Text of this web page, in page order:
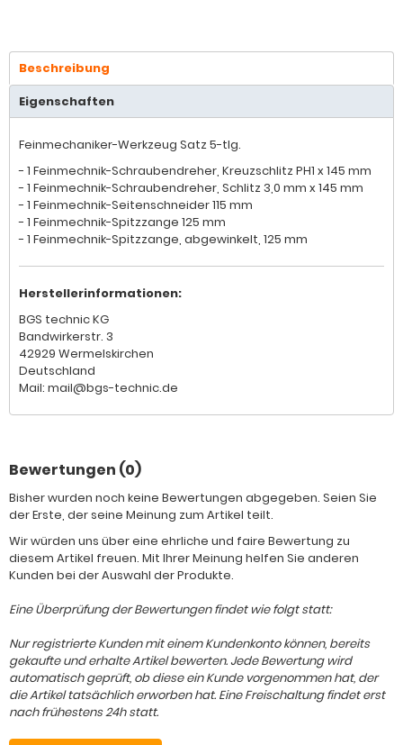
Beschreibung
Eigenschaften
Feinmechaniker-Werkzeug Satz 5-tlg.
- 1 Feinmechnik-Schraubendreher, Kreuzschlitz PH1 x 145 mm
- 1 Feinmechnik-Schraubendreher, Schlitz 3,0 mm x 145 mm
- 1 Feinmechnik-Seitenschneider 115 mm
- 1 Feinmechnik-Spitzzange 125 mm
- 1 Feinmechnik-Spitzzange, abgewinkelt, 125 mm
Herstellerinformationen:
BGS technic KG
Bandwirkerstr. 3
42929 Wermelskirchen
Deutschland
Mail: mail@bgs-technic.de
Bewertungen (0)
Bisher wurden noch keine Bewertungen abgegeben. Seien Sie
der Erste, der seine Meinung zum Artikel teilt.
Wir würden uns über eine ehrliche und faire Bewertung zu
diesem Artikel freuen. Mit Ihrer Meinung helfen Sie anderen
Kunden bei der Auswahl der Produkte.
Eine Überprüfung der Bewertungen findet wie folgt statt:
Nur registrierte Kunden mit einem Kundenkonto können, bereits
gekaufte und erhalte Artikel bewerten. Jede Bewertung wird
automatisch geprüft, ob diese ein Kunde vorgenommen hat, der
die Artikel tatsächlich erworben hat. Eine Freischaltung findet erst
nach frühestens 24h statt.